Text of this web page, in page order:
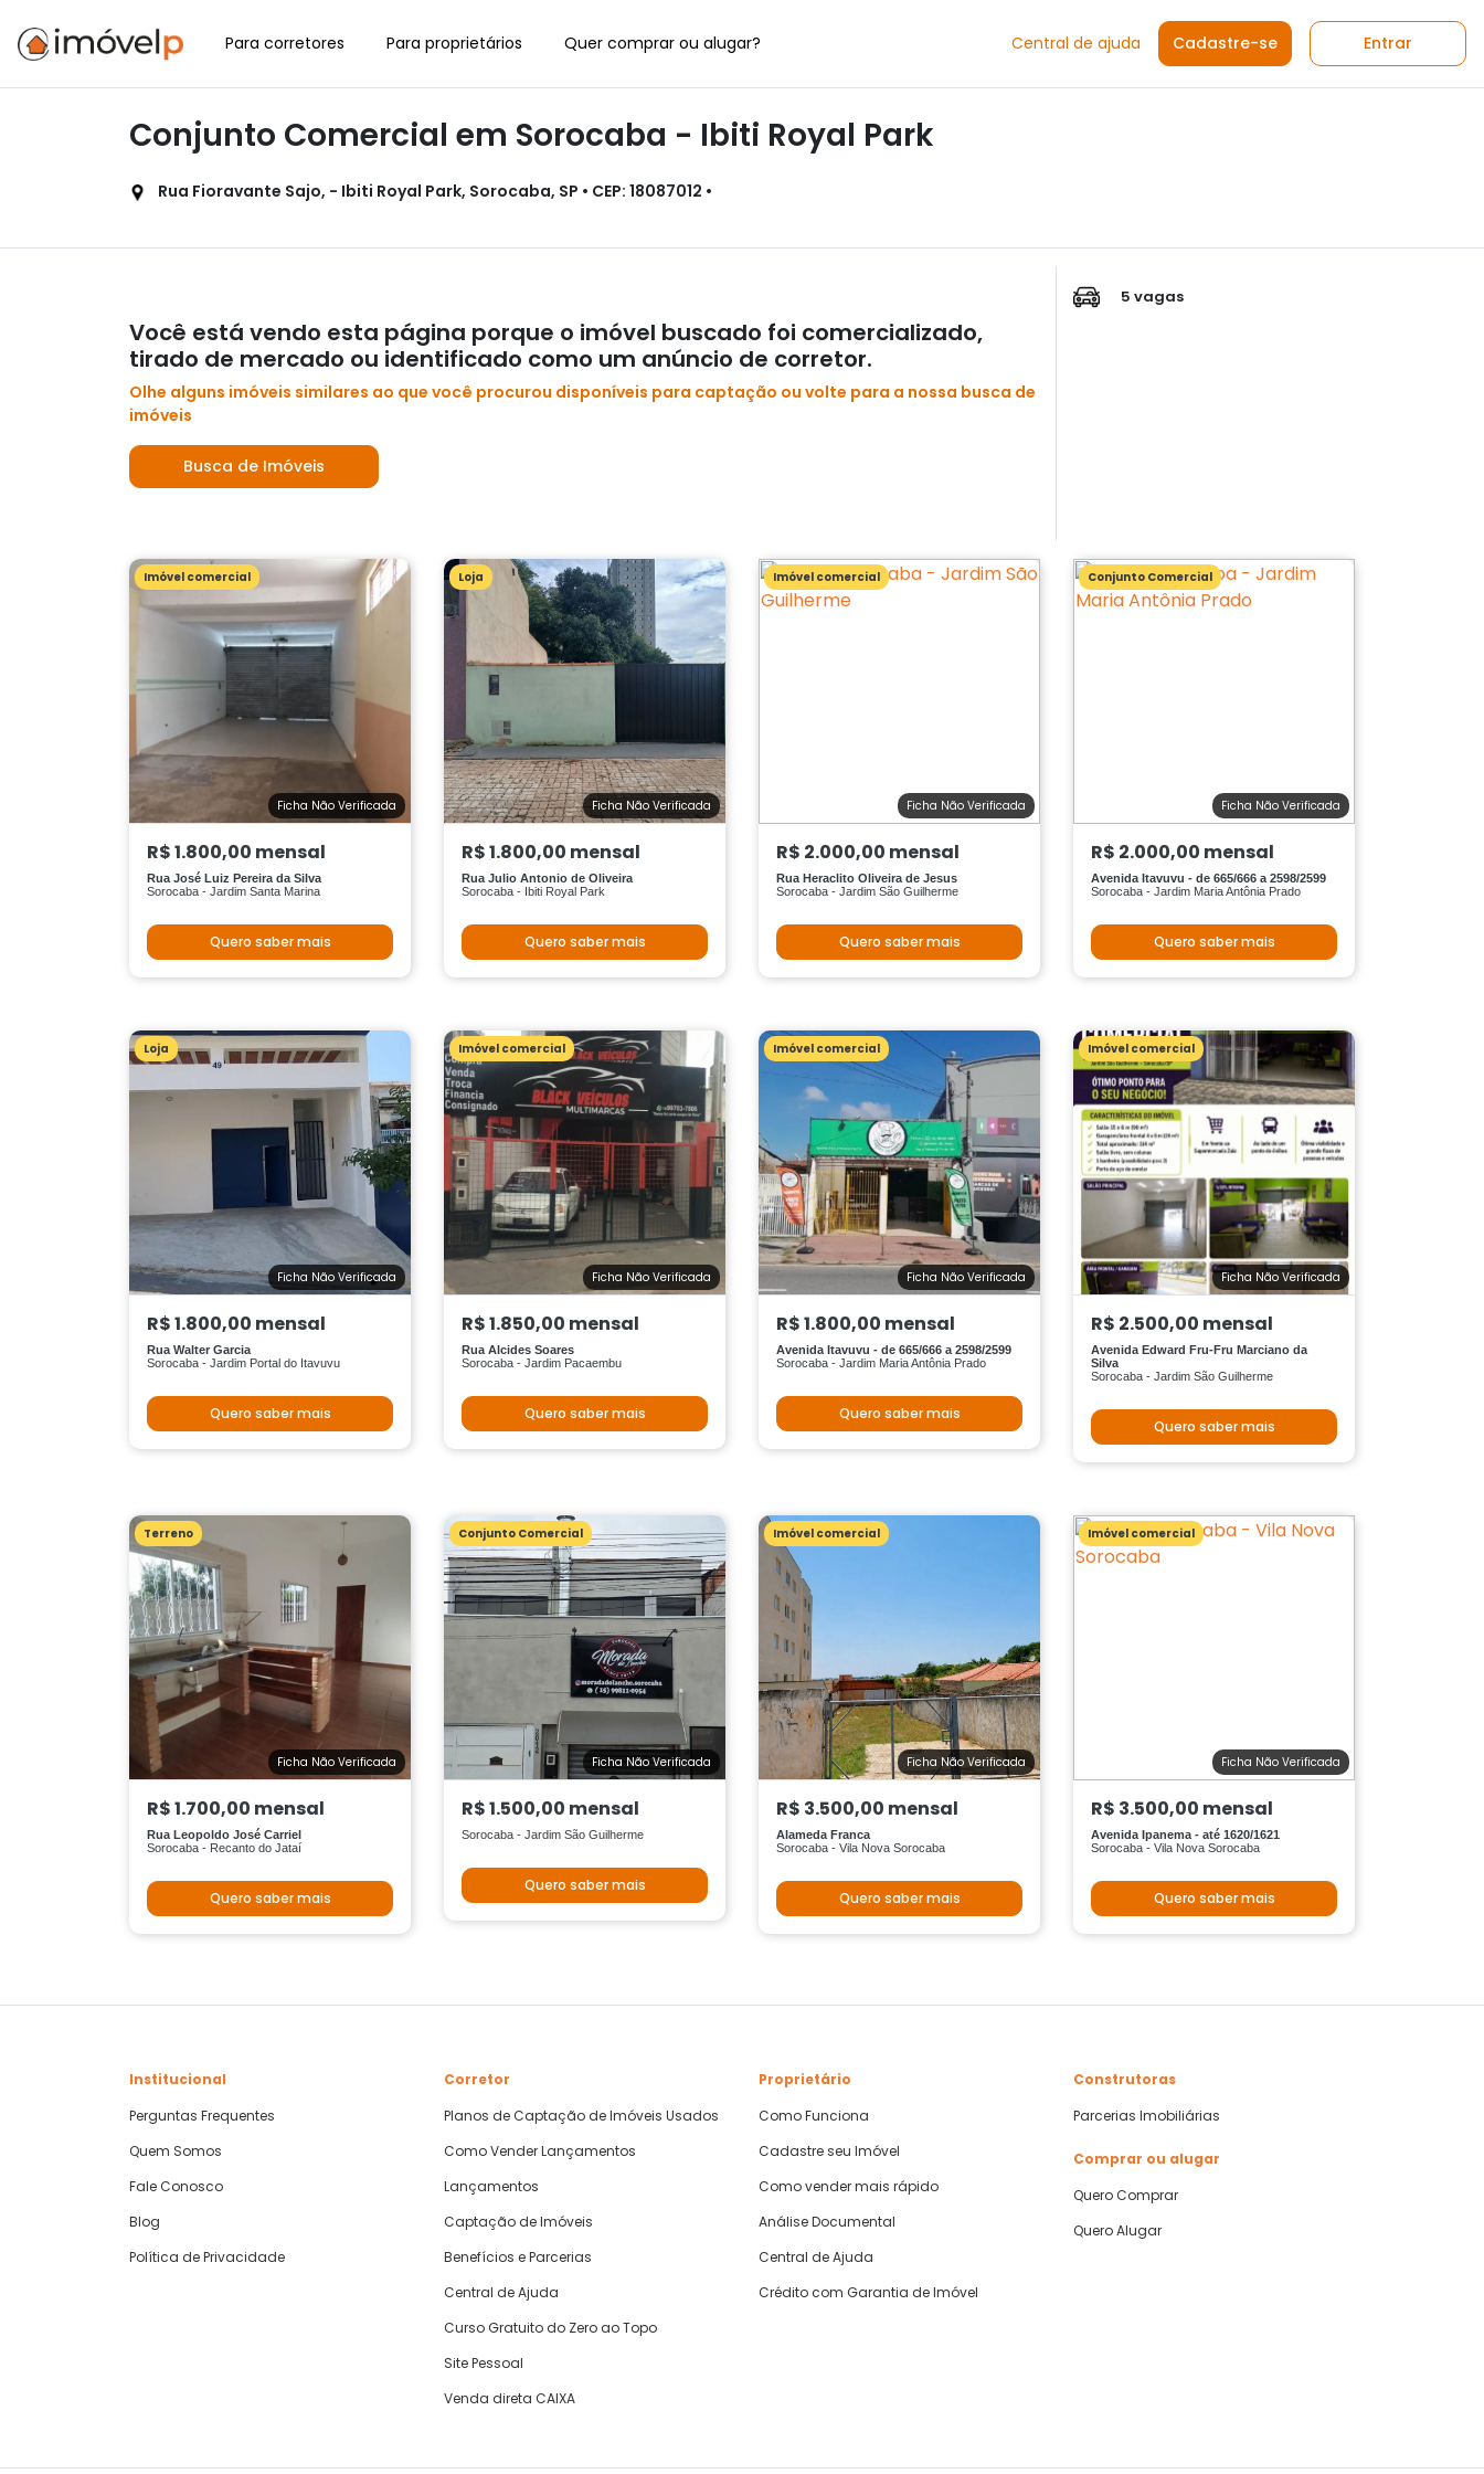
Para corretores Para proprietários Quer comprar ou alugar? Central de ajuda Cadastre-se Entrar
Conjunto Comercial em Sorocaba - Ibiti Royal Park
Rua Fioravante Sajo, - Ibiti Royal Park, Sorocaba, SP • CEP: 18087012 •
Você está vendo esta página porque o imóvel buscado foi comercializado,
tirado de mercado ou identificado como um anúncio de corretor.
Olhe alguns imóveis similares ao que você procurou disponíveis para captação ou volte para a nossa busca de
imóveis
Busca de Imóveis
5 vagas
Imóvel comercial
Ficha Não Verificada
R$ 1.800,00 mensal
Rua José Luiz Pereira da Silva
Sorocaba - Jardim Santa Marina
Quero saber mais
Loja
Ficha Não Verificada
R$ 1.800,00 mensal
Rua Julio Antonio de Oliveira
Sorocaba - Ibiti Royal Park
Quero saber mais
Imóvel comercial
Ficha Não Verificada
R$ 2.000,00 mensal
Rua Heraclito Oliveira de Jesus
Sorocaba - Jardim São Guilherme
Quero saber mais
Conjunto Comercial
Ficha Não Verificada
R$ 2.000,00 mensal
Avenida Itavuvu - de 665/666 a 2598/2599
Sorocaba - Jardim Maria Antônia Prado
Quero saber mais
Loja
Ficha Não Verificada
R$ 1.800,00 mensal
Rua Walter Garcia
Sorocaba - Jardim Portal do Itavuvu
Quero saber mais
Imóvel comercial
Ficha Não Verificada
R$ 1.850,00 mensal
Rua Alcides Soares
Sorocaba - Jardim Pacaembu
Quero saber mais
Imóvel comercial
Ficha Não Verificada
R$ 1.800,00 mensal
Avenida Itavuvu - de 665/666 a 2598/2599
Sorocaba - Jardim Maria Antônia Prado
Quero saber mais
Imóvel comercial
Ficha Não Verificada
R$ 2.500,00 mensal
Avenida Edward Fru-Fru Marciano da
Silva
Sorocaba - Jardim São Guilherme
Quero saber mais
Terreno
Ficha Não Verificada
R$ 1.700,00 mensal
Rua Leopoldo José Carriel
Sorocaba - Recanto do Jataí
Quero saber mais
Conjunto Comercial
Ficha Não Verificada
R$ 1.500,00 mensal
Sorocaba - Jardim São Guilherme
Quero saber mais
Imóvel comercial
Ficha Não Verificada
R$ 3.500,00 mensal
Alameda Franca
Sorocaba - Vila Nova Sorocaba
Quero saber mais
Imóvel comercial
Ficha Não Verificada
R$ 3.500,00 mensal
Avenida Ipanema - até 1620/1621
Sorocaba - Vila Nova Sorocaba
Quero saber mais
Institucional
Perguntas Frequentes
Quem Somos
Fale Conosco
Blog
Política de Privacidade
Corretor
Planos de Captação de Imóveis Usados
Como Vender Lançamentos
Lançamentos
Captação de Imóveis
Benefícios e Parcerias
Central de Ajuda
Curso Gratuito do Zero ao Topo
Site Pessoal
Venda direta CAIXA
Proprietário
Como Funciona
Cadastre seu Imóvel
Como vender mais rápido
Análise Documental
Central de Ajuda
Crédito com Garantia de Imóvel
Construtoras
Parcerias Imobiliárias
Comprar ou alugar
Quero Comprar
Quero Alugar